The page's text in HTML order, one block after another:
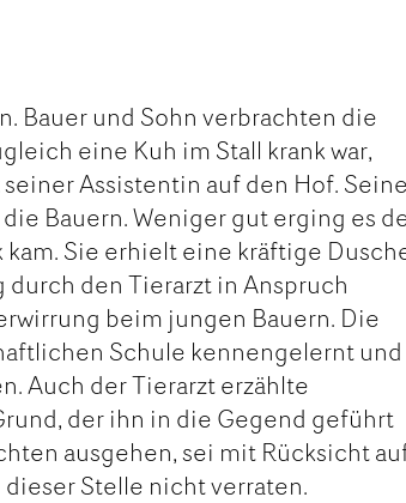
Bauer und Sohn verbrachten die
eine Kuh im Stall krank war,
Assistentin auf den Hof. Seine
Bauern. Weniger gut erging es
kam. Sie erhielt eine kräftige
den Tierarzt in Anspruch
beim jungen Bauern. Die
Schule kennengelernt und
Auch der Tierarzt erzählte
der ihn in die Gegend geführt
ausgehen, sei mit Rücksicht
Stelle nicht verraten.